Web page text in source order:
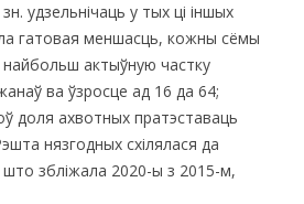
удзельнічаць у тых ці іншых
гатовая меншасць, кожны сёмы
найбольш актыўную частку
ва ўзросце ад 16 да 64;
доля ахвотных пратэставаць
нязгодных схілялася да
што збліжала 2020-ы з 2015-м,